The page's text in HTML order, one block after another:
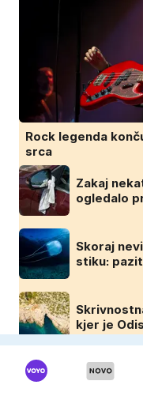
Rock legenda
srca
Zakaj
ogledalo
Skoraj
stiku:
kjer je
DOMINVRT